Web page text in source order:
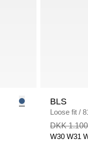
BLS
Loose fit /
DKK 1.100
W30 W31